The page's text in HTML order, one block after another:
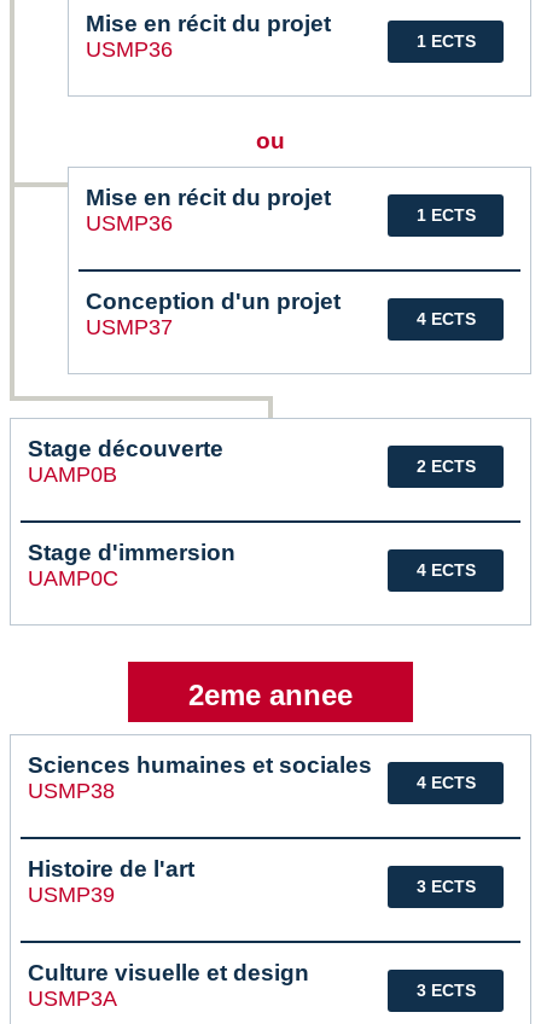
1 ECTS
Mise en récit du projet
USMP36
ou
1 ECTS
Mise en récit du projet
USMP36
4 ECTS
Conception d'un projet
USMP37
2 ECTS
Stage découverte
UAMP0B
4 ECTS
Stage d'immersion
UAMP0C
2eme annee
4 ECTS
Sciences humaines et sociales
USMP38
3 ECTS
Histoire de l'art
USMP39
3 ECTS
Culture visuelle et design
USMP3A